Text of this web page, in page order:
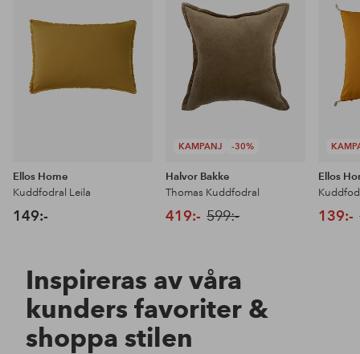
favoriter
Ellos Home
Kuddfodral Leila
149:-
KAMPANJ -30%
i
favoriter
Halvor Bakke
Thomas Kuddfodral
419:- 599:-
Ellos
139:-
Inspireras av våra
kunders favoriter &
shoppa stilen